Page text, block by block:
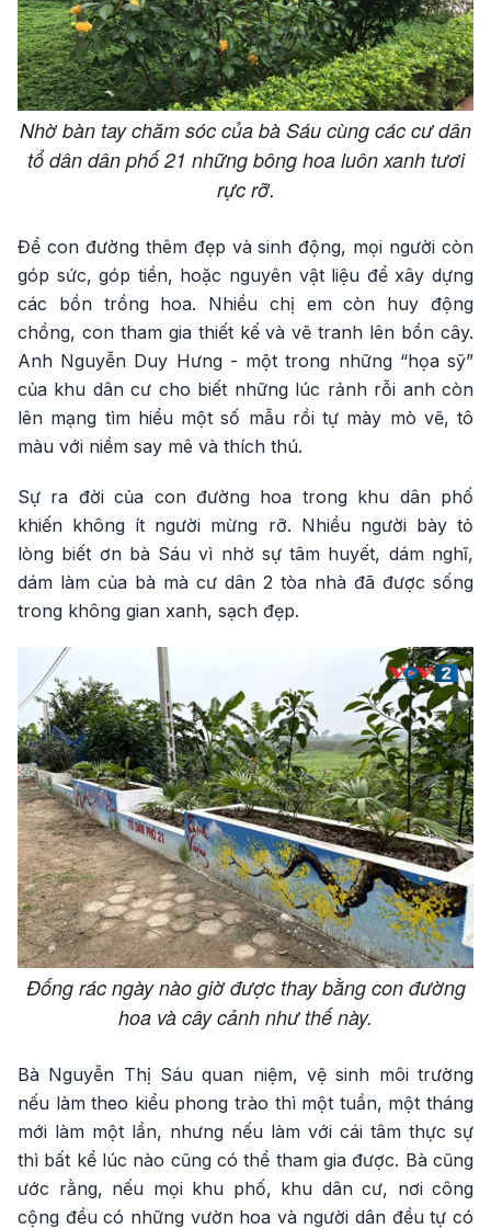
Nhờ bàn tay chăm sóc của bà Sáu cùng các cư dân
tổ dân dân phố 21 những bông hoa luôn xanh tươi
rực rỡ.
Để con đường thêm đẹp và sinh động, mọi người còn
góp sức, góp tiền, hoặc nguyên vật liệu để xây dựng
các bồn trồng hoa. Nhiều chị em còn huy động
chồng, con tham gia thiết kế và vẽ tranh lên bồn cây.
Anh Nguyễn Duy Hưng - một trong những “họa sỹ”
của khu dân cư cho biết những lúc rảnh rỗi anh còn
lên mạng tìm hiểu một số mẫu rồi tự mày mò vẽ, tô
màu với niềm say mê và thích thú.
Sự ra đời của con đường hoa trong khu dân phố
khiến không ít người mừng rỡ. Nhiều người bày tỏ
lòng biết ơn bà Sáu vì nhờ sự tâm huyết, dám nghĩ,
dám làm của bà mà cư dân 2 tòa nhà đã được sống
trong không gian xanh, sạch đẹp.
Đống rác ngày nào giờ được thay bằng con đường
hoa và cây cảnh như thế này.
Bà Nguyễn Thị Sáu quan niệm, vệ sinh môi trường
nếu làm theo kiểu phong trào thì một tuần, một tháng
mới làm một lần, nhưng nếu làm với cái tâm thực sự
thì bất kể lúc nào cũng có thể tham gia được. Bà cũng
ước rằng, nếu mọi khu phố, khu dân cư, nơi công
cộng đều có những vườn hoa và người dân đều tự có